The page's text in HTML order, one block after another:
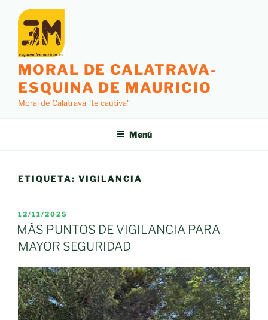
contenido
MORAL DE CALATRAVA-
ESQUINA DE MAURICIO
Moral de Calatrava "te cautiva"
Menú
ETIQUETA: VIGILANCIA
PUBLICADO
EL
12/11/2025
MÁS PUNTOS DE VIGILANCIA PARA
MAYOR SEGURIDAD